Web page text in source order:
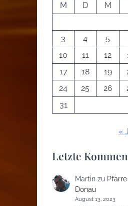
M
D M
3
4 5
10
11 12
17
18 19
24
25 26
31
«
Letzte
Martin zu
Donau
August 13, 2023